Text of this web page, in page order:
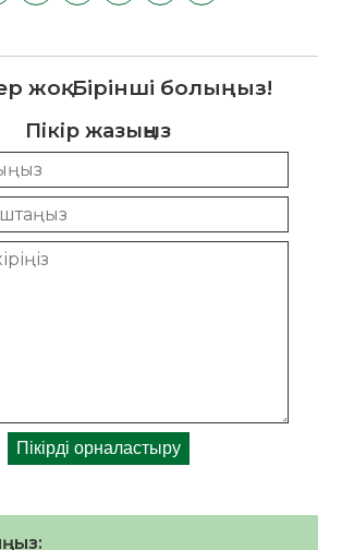
жоқ. Бірінші болыңыз!
Пікір жазыңыз